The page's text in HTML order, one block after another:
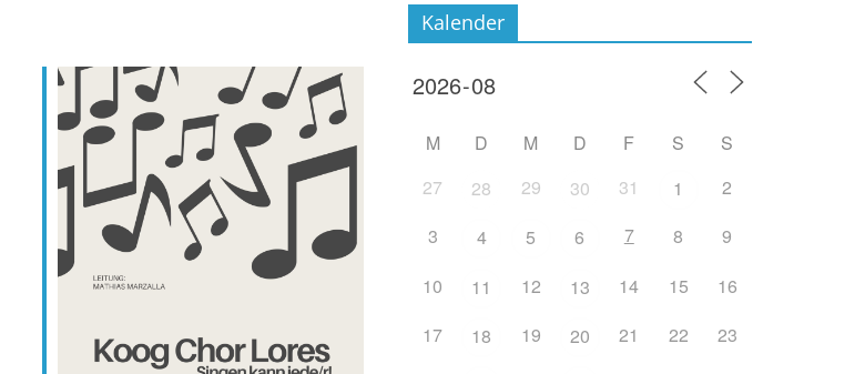
Kalender
M D M D F S
S
27
28 29 30 31 1
2
3
4 5 6 7 8
9
10
11 12 13 14 15
16
17
18 19 20 21 22
23